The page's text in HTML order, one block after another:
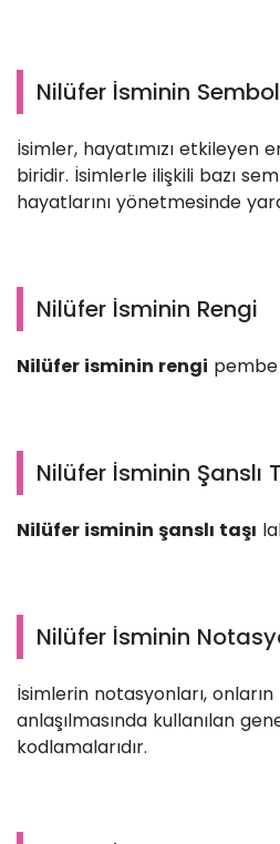
Nilüfer İsminin
İsimler, hayatımızı etkileyen
biridir. İsimlerle ilişkili bazı
hayatlarını yönetmesinde
Nilüfer İsminin Rengi
Nilüfer isminin rengi
Nilüfer İsminin Şanslı
Nilüfer isminin şanslı taşı
Nilüfer İsminin
İsimlerin notasyonları,
anlaşılmasında kullanılan
kodlamalarıdır.